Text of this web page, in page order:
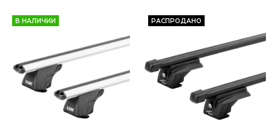
В НАЛИЧИИ РАСПРОДАНО